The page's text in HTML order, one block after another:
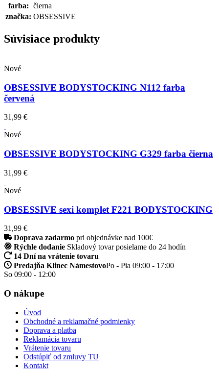
farba: čierna
značka: OBSESSIVE
Súvisiace produkty
Nové
OBSESSIVE BODYSTOCKING N112 farba
červená
31,99 €
Nové
OBSESSIVE BODYSTOCKING G329 farba čierna
31,99 €
Nové
OBSESSIVE sexi komplet F221 BODYSTOCKING
31,99 €
Doprava zadarmo pri objednávke nad 100€
Rýchle dodanie Skladový tovar posielame do 24 hodín
14 Dní na vrátenie tovaru
Predajňa Klinec NámestovoPo - Pia 09:00 - 17:00
So 09:00 - 12:00
O nákupe
Úvod
Obchodné a reklamačné podmienky
Doprava a platba
Reklamácia tovaru
Vrátenie tovaru
Odstúpiť od zmluvy TU
Kontakt